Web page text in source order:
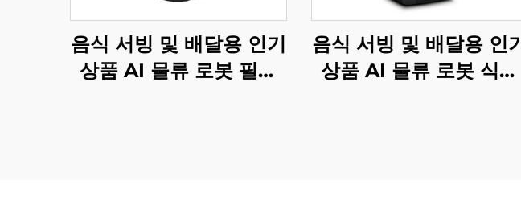
음식 서빙 및 배달용 인기
상품 AI 물류 로봇 필수
음식 서빙 및 배달용 인기
상품 AI 물류 로봇 식당